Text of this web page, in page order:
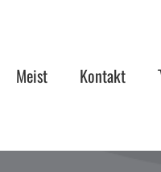
Meist Kontakt